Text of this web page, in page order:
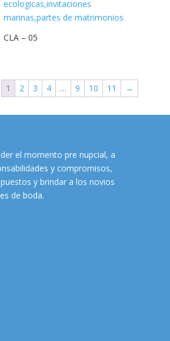
CLA – 05
1 2 3 4 … 9 10 11 →
el momento pre nupcial, a
y compromisos,
y brindar a los novios
de boda.